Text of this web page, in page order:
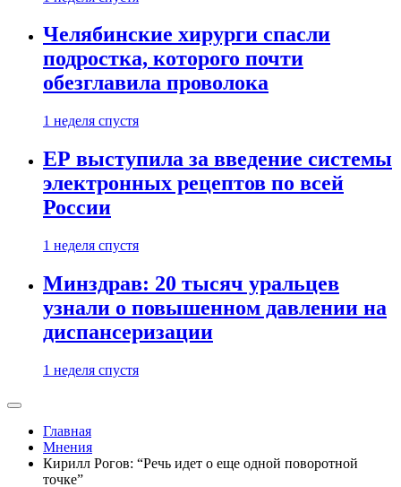
Челябинские хирурги спасли
подростка, которого почти
обезглавила проволока
1 неделя спустя
ЕР выступила за введение системы
электронных рецептов по всей
России
1 неделя спустя
Минздрав: 20 тысяч уральцев
узнали о повышенном давлении на
диспансеризации
1 неделя спустя
Главная
Мнения
Кирилл Рогов: “Речь идет о еще одной поворотной
точке”